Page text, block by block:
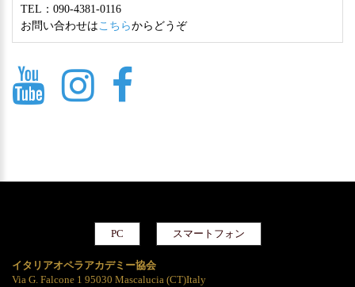
TEL：090-4381-0116
お問い合わせはこちらからどうぞ
PC スマートフォン
イタリアオペラアカデミー協会
Via G. Falcone 1 95030 Mascalucia (CT)Italy